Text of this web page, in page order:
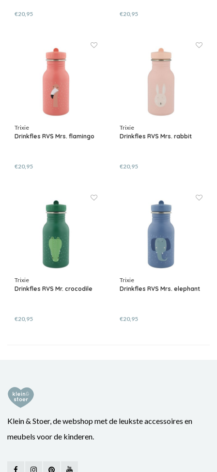
€20,95 €20,95
Trixie
Drinkfles RVS Mrs. flamingo
€20,95
Trixie
Drinkfles RVS Mrs. rabbit
€20,95
Trixie
Drinkfles RVS Mr. crocodile
€20,95
Trixie
Drinkfles RVS Mrs. elephant
€20,95
Klein & Stoer, de webshop met de leukste accessoires en
meubels voor de kinderen.